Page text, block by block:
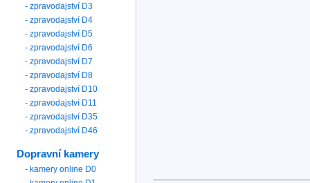
- zpravodajství D3
- zpravodajství D4
- zpravodajství D5
- zpravodajství D6
- zpravodajství D7
- zpravodajství D8
- zpravodajství D10
- zpravodajství D11
- zpravodajství D35
- zpravodajství D46
Dopravní kamery
- kamery online D0